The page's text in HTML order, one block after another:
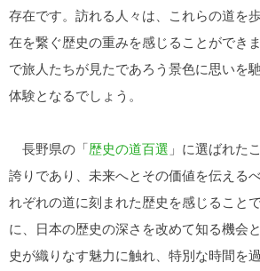
存在です。訪れる人々は、これらの道を
在を繋ぐ歴史の重みを感じることができ
で旅人たちが見たであろう景色に思いを
体験となるでしょう。
長野県の「歴史の道百選 」に選ばれた
誇りであり、未来へとその価値を伝える
れぞれの道に刻まれた歴史を感じること
に、日本の歴史の深さを改めて知る機会
史が織りなす魅力に触れ、特別な時間を